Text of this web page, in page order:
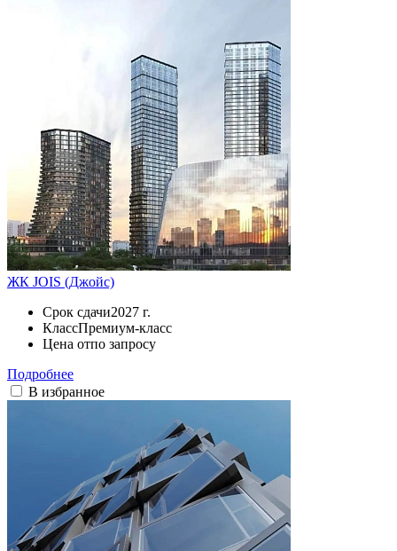
ЖК JOIS (Джойс)
Срок сдачи2027 г.
КлассПремиум-класс
Цена отпо запросу
Подробнее
В избранное